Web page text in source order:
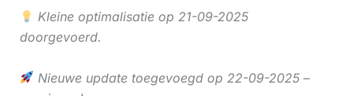
Kleine optimalisatie op 21-09-2025
doorgevoerd.
Nieuwe update toegevoegd op 22-09-2025 –